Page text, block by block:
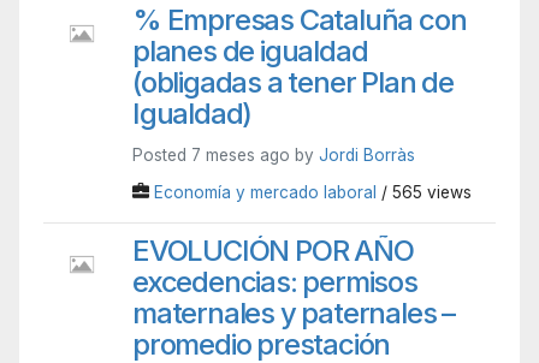
% Empresas Cataluña con
planes de igualdad
(obligadas a tener Plan de
Igualdad)
Posted 7 meses ago by Jordi Borràs
Economía y mercado laboral / 565 views
EVOLUCIÓN POR AÑO
excedencias: permisos
maternales y paternales –
promedio prestación